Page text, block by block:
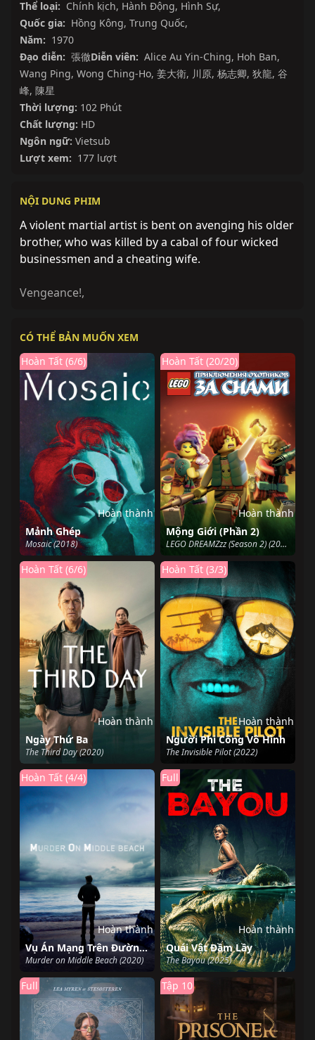
Thể loại: Chính kịch, Hành Động, Hình Sự,
Quốc gia: Hồng Kông, Trung Quốc,
Năm: 1970
Đạo diễn: 張徹Diễn viên: Alice Au Yin-Ching, Hoh Ban,
Wang Ping, Wong Ching-Ho, 姜大衛, 川原, 杨志卿, 狄龍, 谷
峰, 陳星
Thời lượng: 102 Phút
Chất lượng: HD
Ngôn ngữ: Vietsub
Lượt xem: 177 lượt
NỘI DUNG PHIM
A violent martial artist is bent on avenging his older
brother, who was killed by a cabal of four wicked
businessmen and a cheating wife.
Vengeance!,
CÓ THỂ BẢN MUỐN XEM
Mảnh Ghép
Mosaic (2018)
Hoàn Tất (6/6)
Hoàn thành
Mộng Giới (Phần 2)
LEGO DREAMZzz (Season 2) (2024)
Hoàn Tất (20/20)
Hoàn thành
Ngày Thứ Ba
The Third Day (2020)
Hoàn Tất (6/6)
Hoàn thành
Người Phi Công Vô Hình
The Invisible Pilot (2022)
Hoàn Tất (3/3)
Hoàn thành
Vụ Án Mạng Trên Đường Middle Beach
Murder on Middle Beach (2020)
Hoàn Tất (4/4)
Hoàn thành
Quái Vật Đầm Lầy
The Bayou (2025)
Full
Hoàn thành
Full Tập 10